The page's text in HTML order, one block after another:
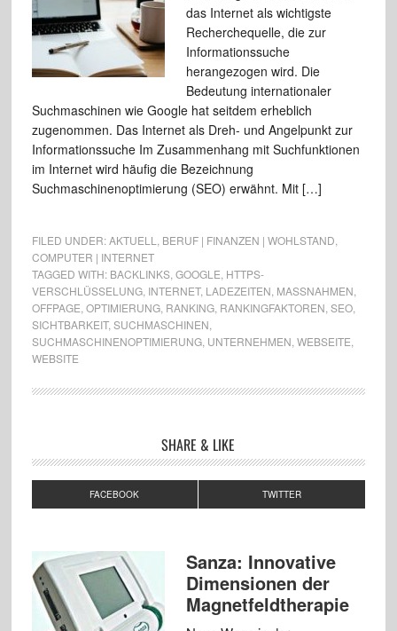
das Internet als wichtigste
Recherchequelle, die zur
Informationssuche
herangezogen wird. Die
Bedeutung internationaler
Suchmaschinen wie Google hat seitdem erheblich
zugenommen. Das Internet als Dreh- und Angelpunkt zur
Informationssuche Im Zusammenhang mit Suchfunktionen
im Internet wird häufig die Bezeichnung
Suchmaschinenoptimierung (SEO) erwähnt. Mit […]
FILED UNDER:AKTUELL BERUF | FINANZEN | WOHLSTAND
COMPUTER | INTERNET
TAGGED WITH: BACKLINKS, GOOGLE HTTPS-
VERSCHLÜSSELUNG, INTERNET, LADEZEITEN MASSNAHMEN
OFFPAGE OPTIMIERUNG, RANKING, RANKINGFAKTOREN SEO,
SICHTBARKEIT, SUCHMASCHINEN
SUCHMASCHINENOPTIMIERUNG, UNTERNEHMEN WEBSEITE
WEBSITE
SHARE & LIKE
FACEBOOK TWITTER
Sanza: Innovative
Dimensionen der
Magnetfeldtherapie